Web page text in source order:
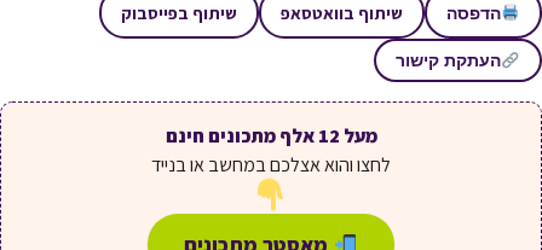
הדפסה שיתוף בוואטסאפ שיתוף בפייסבוק
העתקת קישור
מעל 12 אלף מתכונים חינם
לחצו והוא אצלכם במחשב או בנייד